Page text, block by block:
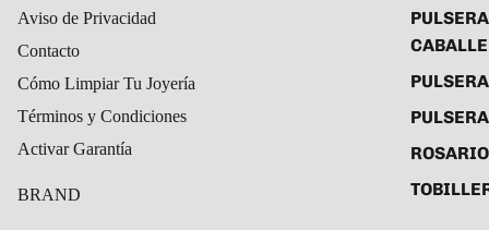
Aviso de Privacidad
Contacto
Cómo Limpiar Tu Joyería
Términos y Condiciones
Activar Garantía
BRAND